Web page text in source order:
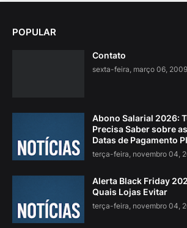
POPULAR
Contato
sexta-feira, março 06, 2009
Abono Salarial 2026:
Precisa Saber sobre
Datas de Pagamento
terça-feira, novembro 04,
Alerta Black Friday
Quais Lojas Evitar
terça-feira, novembro 04,